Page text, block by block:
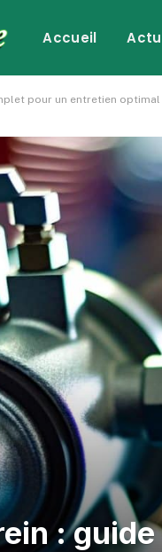
Accueil
pour un entretien
: